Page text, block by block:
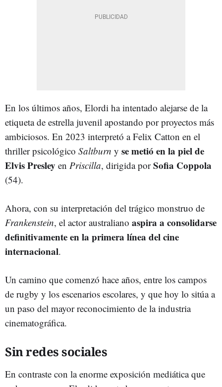
En los últimos años, Elordi ha intentado alejarse de la
etiqueta de estrella juvenil apostando por proyectos más
ambiciosos. En 2023 interpretó a Felix Catton en el
thriller psicológico Saltburn y se metió en la piel de
Elvis Presley en Priscilla, dirigida porSofia Coppola
(54).
Ahora, con su interpretación del trágico monstruo de
Frankenstein, el actor australiano aspira a consolidarse
definitivamente en la primera línea del cine
internacional.
Un camino que comenzó hace años, entre los campos
de rugby y los escenarios escolares, y que hoy lo sitúa a
un paso del mayor reconocimiento de la industria
cinematográfica.
Sin redes sociales
En contraste con la enorme exposición mediática que